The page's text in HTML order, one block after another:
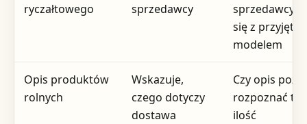
ryczałtowego
sprzedawcy
sprzedawcy
się z
modelem
Opis produktów
rolnych
Wskazuje,
czego dotyczy
dostawa
Czy opis
rozpoznać
ilość